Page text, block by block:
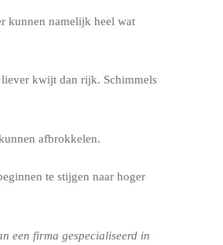
kunnen namelijk heel wat
kwijt dan rijk. Schimmels
afbrokkelen.
te stijgen naar hoger
een firma gespecialiseerd in